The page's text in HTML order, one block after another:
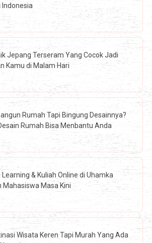
Indonesia
Jepang Terseram Yang Cocok Jadi
Kamu di Malam Hari
Rumah Tapi Bingung Desainnya?
Rumah Bisa Menbantu Anda
Learning & Kuliah Online di Uhamka
Mahasiswa Masa Kini
Wisata Keren Tapi Murah Yang Ada